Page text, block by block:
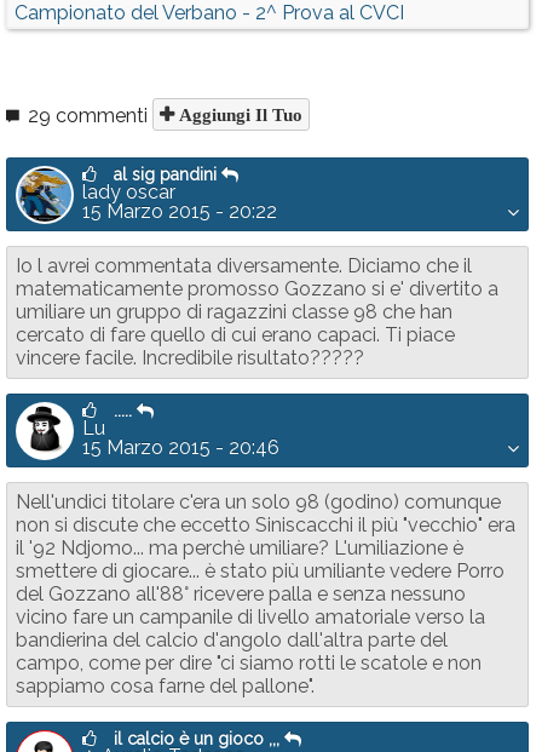
Campionato del Verbano - 2^ Prova al CVCI
29 commenti Aggiungi Il Tuo
al sig pandini
lady oscar
15 Marzo 2015 - 20:22
Io l avrei commentata diversamente. Diciamo che il
matematicamente promosso Gozzano si e' divertito a
umiliare un gruppo di ragazzini classe 98 che han
cercato di fare quello di cui erano capaci. Ti piace
vincere facile. Incredibile risultato?????
.....
Lu
15 Marzo 2015 - 20:46
Nell'undici titolare c'era un solo 98 (godino) comunque
non si discute che eccetto Siniscacchi il più "vecchio" era
il '92 Ndjomo... ma perchè umiliare? L'umiliazione è
smettere di giocare... è stato più umiliante vedere Porro
del Gozzano all'88° ricevere palla e senza nessuno
vicino fare un campanile di livello amatoriale verso la
bandierina del calcio d'angolo dall'altra parte del
campo, come per dire "ci siamo rotti le scatole e non
sappiamo cosa farne del pallone".
il calcio è un gioco ,,,